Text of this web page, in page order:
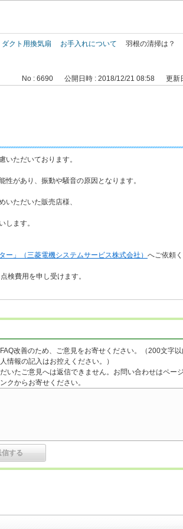
ダクト用換気扇 お手入れについて
羽根の清掃は？
No : 6690 公開日時 : 2018/12/21 08:58 更新
いただいております。
があり、振動や騒音の原因となります。
いただいた販売店様、
ます。
ー」（三菱電機システムサービス株式会社） へご依頼く
費用を申し受けます。
改善のため、ご意見をお寄せください。（200文字以
情報の記入はお控えください。）
いたご意見へは返信できません。お問い合わせはペー
クからお寄せください。